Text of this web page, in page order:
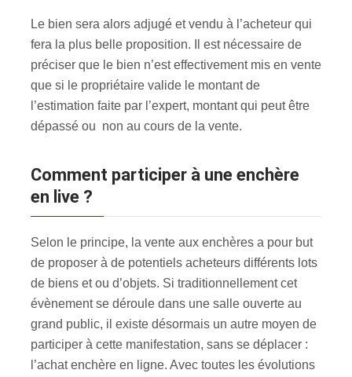
Le bien sera alors adjugé et vendu à l’acheteur qui
fera la plus belle proposition. Il est nécessaire de
préciser que le bien n’est effectivement mis en vente
que si le propriétaire valide le montant de
l’estimation faite par l’expert, montant qui peut être
dépassé ou non au cours de la vente.
Comment participer à une enchère
en live ?
Selon le principe, la vente aux enchères a pour but
de proposer à de potentiels acheteurs différents lots
de biens et ou d’objets. Si traditionnellement cet
évènement se déroule dans une salle ouverte au
grand public, il existe désormais un autre moyen de
participer à cette manifestation, sans se déplacer :
l’achat enchère en ligne. Avec toutes les évolutions